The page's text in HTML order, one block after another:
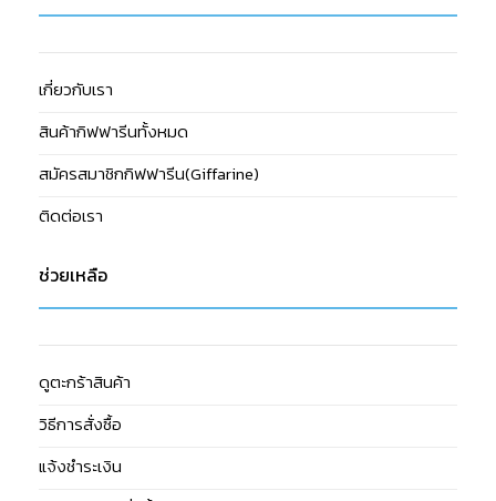
เกี่ยวกับเรา
สินค้ากิฟฟารีนทั้งหมด
สมัครสมาชิกกิฟฟารีน(Giffarine)
ติดต่อเรา
ช่วยเหลือ
ดูตะกร้าสินค้า
วิธีการสั่งซื้อ
แจ้งชำระเงิน